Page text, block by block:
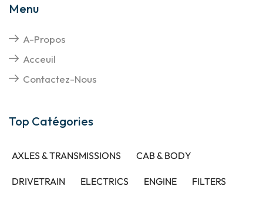
Menu
A-Propos
Acceuil
Contactez-Nous
Top Catégories
AXLES & TRANSMISSIONS CAB & BODY
DRIVETRAIN ELECTRICS ENGINE FILTERS